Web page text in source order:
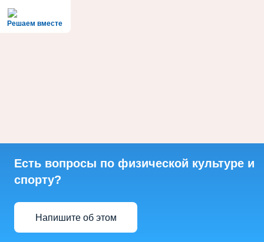
Решаем вместе
Есть вопросы по физической культуре и
спорту?
Напишите об этом